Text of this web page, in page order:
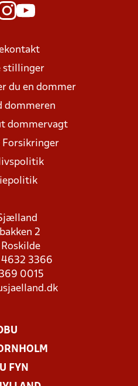
stillinger
du en dommer
dommeren
dommervagt
Forsikringer
2
4632 3366
0015
FYN